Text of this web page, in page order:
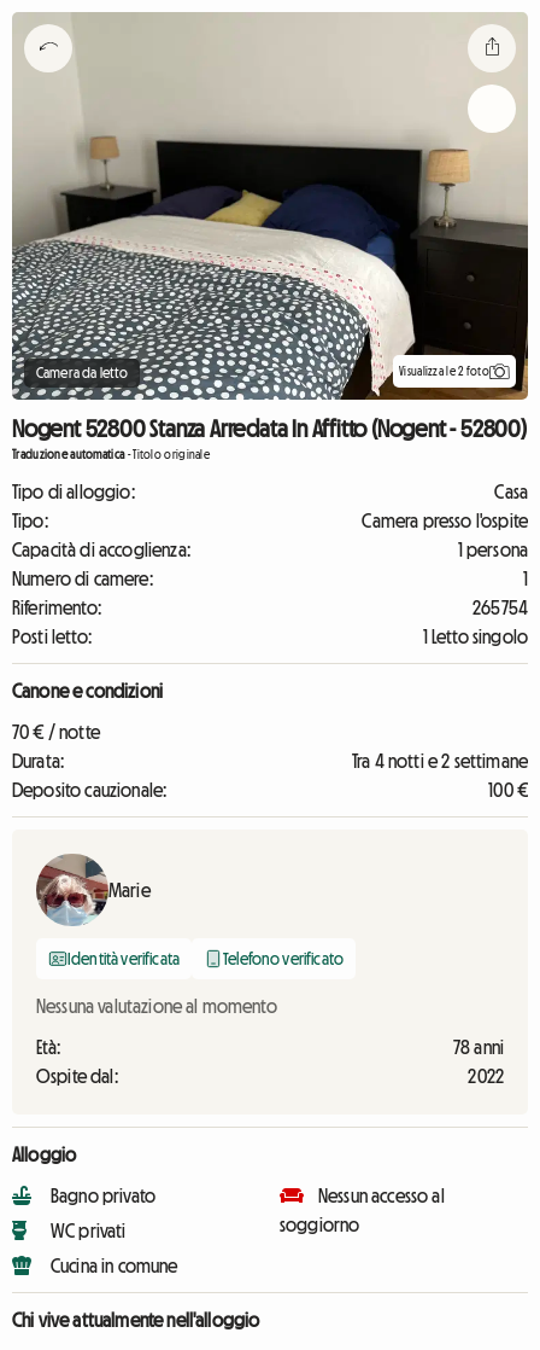
Camera da letto Visualizza le 2 foto
Nogent 52800 Stanza Arredata In Affitto (Nogent - 52800)
Traduzione automatica-Titolo originale
Tipo di alloggio:
Casa
Tipo:
Camera presso l'ospite
Capacità di accoglienza:
1 persona
Numero di camere:
1
Riferimento:
265754
Posti letto:
1 Letto singolo
Canone e condizioni
70 € / notte
Durata:
Tra 4 notti e 2 settimane
Deposito cauzionale:
100 €
Marie
Identità verificata Telefono verificato
Nessuna valutazione al momento
Età:
78 anni
Ospite dal:
2022
Alloggio
Bagno privato
WC privati
Cucina in comune
Nessun accesso al
soggiorno
Chi vive attualmente nell'alloggio